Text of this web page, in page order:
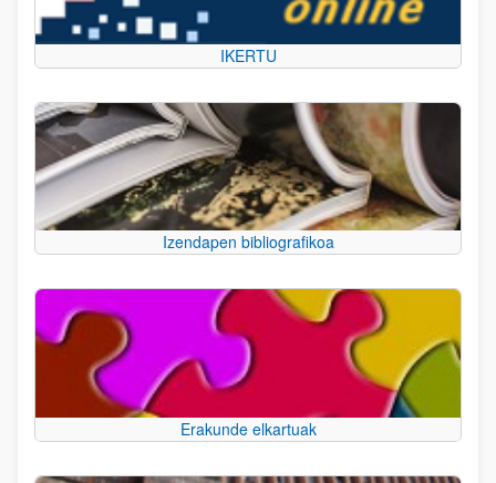
IKERTU
Izendapen bibliografikoa
Erakunde elkartuak